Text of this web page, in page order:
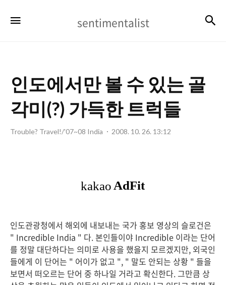
sentimentalist
인도에서만 볼 수 있는 골
각미(?) 가득한 트럭들
Trouble? Travel!/'07~08 India 2008. 10. 26. 13:12
인도관광청에서 해외에 내보내는 국가 홍보 영상의 슬로건은
" Incredible India " 다. 본인들이야 Incredible 이라는 단어
를 정말 대단하다는 의미로 사용을 했을지 모르겠지만, 외국인
들에게 이 단어는 " 어이가 없고 ", " 말도 안되는 상황 " 들을
보면서 떠오르는 단어 중 하나일 거라고 확신한다. 그만큼 상